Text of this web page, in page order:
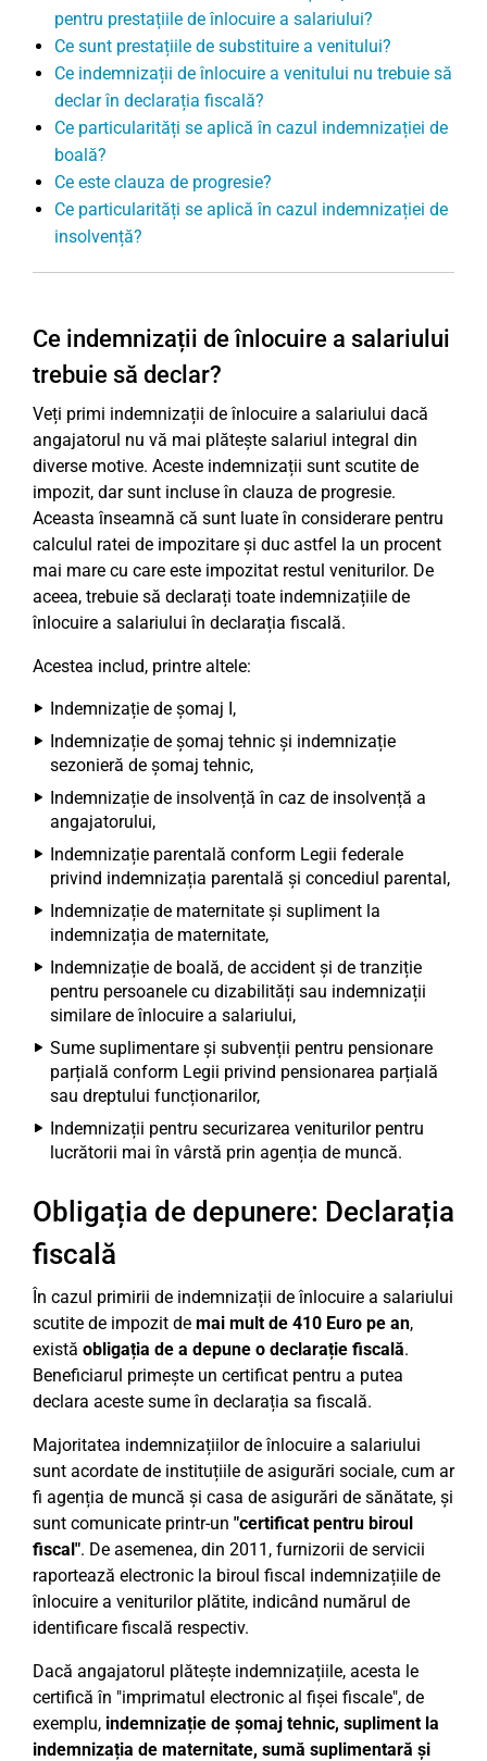
pentru prestațiile de înlocuire a salariului?
Ce sunt prestațiile de substituire a venitului?
Ce indemnizații de înlocuire a venitului nu trebuie să
declar în declarația fiscală?
Ce particularități se aplică în cazul indemnizației de
boală?
Ce este clauza de progresie?
Ce particularități se aplică în cazul indemnizației de
insolvență?
Ce indemnizații de înlocuire a salariului
trebuie să declar?
Veți primi indemnizații de înlocuire a salariului dacă
angajatorul nu vă mai plătește salariul integral din
diverse motive. Aceste indemnizații sunt scutite de
impozit, dar sunt incluse în clauza de progresie.
Aceasta înseamnă că sunt luate în considerare pentru
calculul ratei de impozitare și duc astfel la un procent
mai mare cu care este impozitat restul veniturilor. De
aceea, trebuie să declarați toate indemnizațiile de
înlocuire a salariului în declarația fiscală.
Acestea includ, printre altele:
Indemnizație de șomaj I,
Indemnizație de șomaj tehnic și indemnizație
sezonieră de șomaj tehnic,
Indemnizație de insolvență în caz de insolvență a
angajatorului,
Indemnizație parentală conform Legii federale
privind indemnizația parentală și concediul parental,
Indemnizație de maternitate și supliment la
indemnizația de maternitate,
Indemnizație de boală, de accident și de tranziție
pentru persoanele cu dizabilități sau indemnizații
similare de înlocuire a salariului,
Sume suplimentare și subvenții pentru pensionare
parțială conform Legii privind pensionarea parțială
sau dreptului funcționarilor,
Indemnizații pentru securizarea veniturilor pentru
lucrătorii mai în vârstă prin agenția de muncă.
Obligația de depunere: Declarația
fiscală
În cazul primirii de indemnizații de înlocuire a salariului
scutite de impozit de mai mult de 410 Euro pe an,
există obligația de a depune o declarație fiscală.
Beneficiarul primește un certificat pentru a putea
declara aceste sume în declarația sa fiscală.
Majoritatea indemnizațiilor de înlocuire a salariului
sunt acordate de instituțiile de asigurări sociale, cum ar
fi agenția de muncă și casa de asigurări de sănătate, și
sunt comunicate printr-un "certificat pentru biroul
fiscal". De asemenea, din 2011, furnizorii de servicii
raportează electronic la biroul fiscal indemnizațiile de
înlocuire a veniturilor plătite, indicând numărul de
identificare fiscală respectiv.
Dacă angajatorul plătește indemnizațiile, acesta le
certifică în "imprimatul electronic al fișei fiscale", de
exemplu, indemnizație de șomaj tehnic, supliment la
indemnizația de maternitate, sumă suplimentară și